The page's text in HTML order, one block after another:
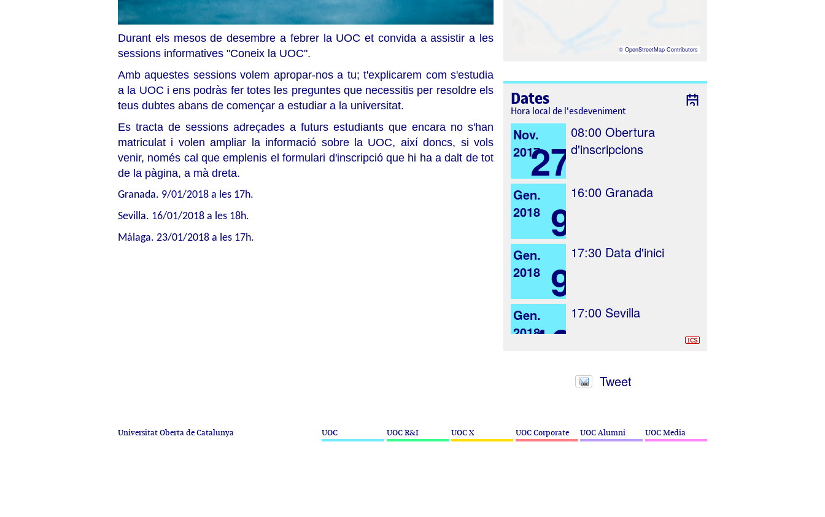
Durant els mesos de desembre a febrer la UOC et convida a assistir a les
sessions informatives "Coneix la UOC".
Amb aquestes sessions volem apropar-nos a tu; t'explicarem com s'estudia
a la UOC i ens podràs fer totes les preguntes que necessitis per resoldre els
teus dubtes abans de començar a estudiar a la universitat.
Es tracta de sessions adreçades a futurs estudiants que encara no s'han
matriculat i volen ampliar la informació sobre la UOC, així doncs, si vols
venir, només cal que emplenis el formulari d'inscripció que hi ha a dalt de tot
de la pàgina, a mà dreta.
Granada. 9/01/2018 a les 17h.
Sevilla. 16/01/2018 a les 18h.
Málaga. 23/01/2018 a les 17h.
© OpenStreetMap Contributors
Dates
Hora local de l'esdeveniment
Nov.
201727
08:00 Obertura
d'inscripcions
Gen.
2018
9
16:00 Granada
Gen.
2018
9
17:30 Data d'inici
Gen.
201816
17:00 Sevilla
19:00Tancament
d'inscripcions
Gen.
16:00Málaga
Tweet
Universitat Oberta de Catalunya UOC UOC R&I UOC X UOC Corporate UOC Alumni UOC Media